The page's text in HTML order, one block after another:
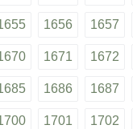
1656 1657
1671 1672
1686 1687
1701 1702